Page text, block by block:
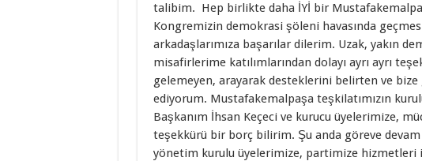
talibim. Hep birlikte daha İYİ bir
Kongremizin demokrasi şöleni havasında
arkadaşlarımıza başarılar dilerim. Uzak, yakın
misafirlerime katılımlarından dolayı ayrı ayrı
gelemeyen, arayarak desteklerini belirten ve
ediyorum. Mustafakemalpaşa teşkilatımızın
Başkanım İhsan Keçeci ve kurucu üyelerimize,
teşekkürü bir borç bilirim. Şu anda göreve devam
yönetim kurulu üyelerimize, partimize hizmetleri